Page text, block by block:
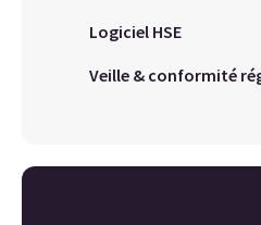
Logiciel HSE
Veille & conformité